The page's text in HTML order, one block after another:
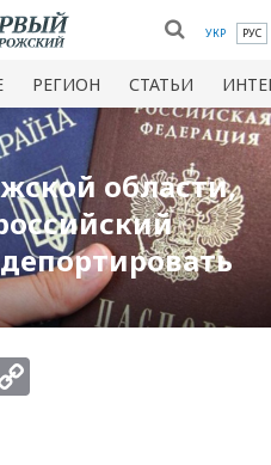
УКР РУС
РЕГИОН СТАТЬИ
области,